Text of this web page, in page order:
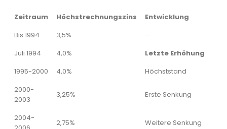
Zeitraum Höchstrechnungszins
Entwicklung
Bis 1994
3,5%
–
Juli 1994
4,0%
Letzte Erhöhung
1995-2000
4,0%
Höchststand
2000-
2003
3,25% Erste Senkung
2004-
2,75% Weitere Senkung